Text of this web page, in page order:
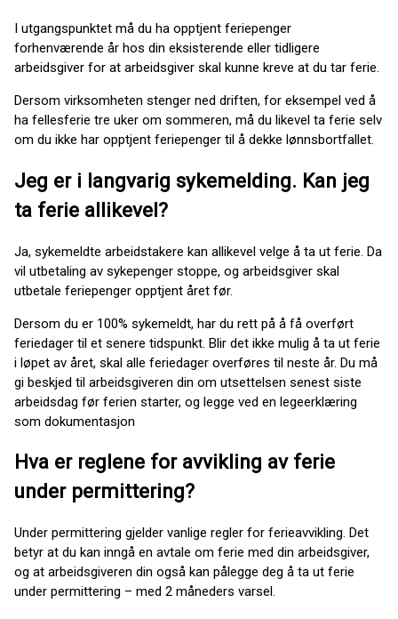
I utgangspunktet må du ha opptjent feriepenger
forhenværende år hos din eksisterende eller tidligere
arbeidsgiver for at arbeidsgiver skal kunne kreve at du tar ferie.
Dersom virksomheten stenger ned driften, for eksempel ved å
ha fellesferie tre uker om sommeren, må du likevel ta ferie selv
om du ikke har opptjent feriepenger til å dekke lønnsbortfallet.
Jeg er i langvarig sykemelding. Kan jeg
ta ferie allikevel?
Ja, sykemeldte arbeidstakere kan allikevel velge å ta ut ferie. Da
vil utbetaling av sykepenger stoppe, og arbeidsgiver skal
utbetale feriepenger opptjent året før.
Dersom du er 100% sykemeldt, har du rett på å få overført
feriedager til et senere tidspunkt. Blir det ikke mulig å ta ut ferie
i løpet av året, skal alle feriedager overføres til neste år. Du må
gi beskjed til arbeidsgiveren din om utsettelsen senest siste
arbeidsdag før ferien starter, og legge ved en legeerklæring
som dokumentasjon
Hva er reglene for avvikling av ferie
under permittering?
Under permittering gjelder vanlige regler for ferieavvikling. Det
betyr at du kan inngå en avtale om ferie med din arbeidsgiver,
og at arbeidsgiveren din også kan pålegge deg å ta ut ferie
under permittering – med 2 måneders varsel.